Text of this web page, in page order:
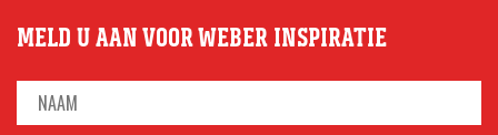
MELD U AAN VOOR WEBER INSPIRATIE